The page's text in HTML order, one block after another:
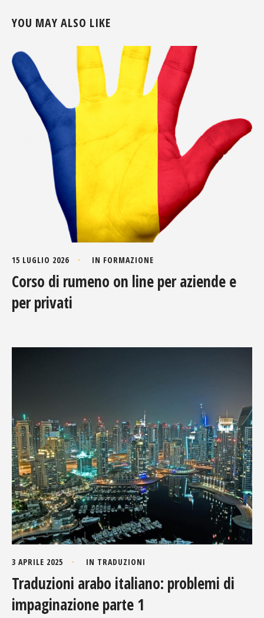
YOU MAY ALSO LIKE
15 LUGLIO 2026 IN FORMAZIONE
Corso di rumeno on line per aziende e
per privati
3 APRILE 2025 IN TRADUZIONI
Traduzioni arabo italiano: problemi di
impaginazione parte 1